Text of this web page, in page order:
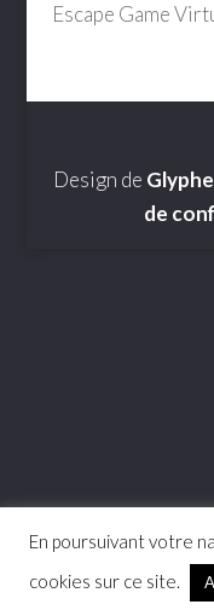
Escape Game
Design de
de
En poursuivant votre
cookies sur ce site.